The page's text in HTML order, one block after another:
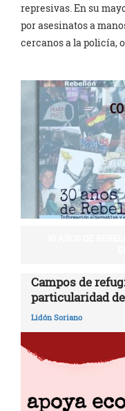
represivas. En su
por asesinatos a
cercanos a la policía,
Campos de
particularidad
Lidón Soriano